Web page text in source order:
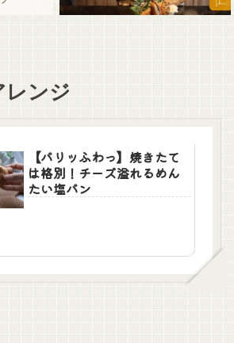
レンジ
【パリッふわっ】焼きたて
は格別！チーズ溢れるめん
たい塩パン